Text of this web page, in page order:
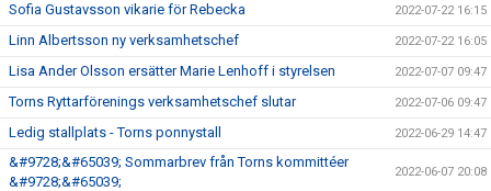
Sofia Gustavsson vikarie för Rebecka 2022-07-22 16:15
Linn Albertsson ny verksamhetschef 2022-07-22 16:05
Lisa Ander Olsson ersätter Marie Lenhoff i styrelsen 2022-07-07 09:47
Torns Ryttarförenings verksamhetschef slutar 2022-07-06 09:47
Ledig stallplats - Torns ponnystall 2022-06-29 14:47
&#9728;&#65039; Sommarbrev från Torns kommittéer
&#9728;&#65039;
2022-06-07 20:08